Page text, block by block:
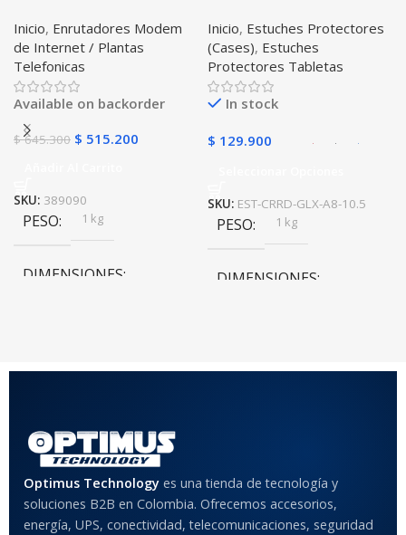
Libre Todo Operador 4G
LTE SIMCARD
Inicio, Enrutadores Modem
de Internet / Plantas
Telefonicas
Available on backorder
$645.300 $ 515.200
SKU: 389090
PESO 1 kg
DIMENSIONES
Tablet Samsung Galaxy
Tab A8 10.5 2021 – 2022
SM-x200 SM-x205 Anti
golpes con soporte
Inicio, Estuches Protectores
(Cases), Estuches
Protectores Tabletas
In stock
$ 129.900
SKU: EST-CRRD-GLX-A8-10.5
PESO 1 kg
DIMENSIONES
COLOR
Anti-Shock
Optimus Technology es una tienda de tecnología y
soluciones B2B en Colombia. Ofrecemos accesorios,
energía, UPS, conectividad, telecomunicaciones, seguridad